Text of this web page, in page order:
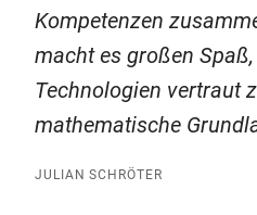
Kompetenzen
macht es großen
Technologien vertraut
mathematische
JULIAN SCHRÖTER